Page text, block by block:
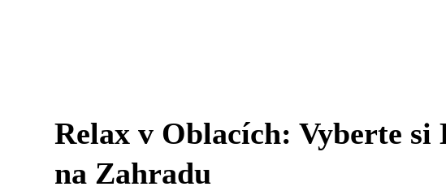
Relax v Oblacích: Vyberte
na Zahradu